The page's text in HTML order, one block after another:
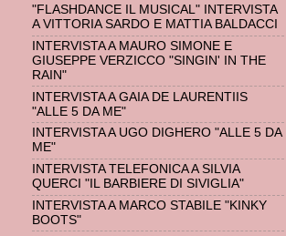
"FLASHDANCE IL MUSICAL" INTERVISTA
A VITTORIA SARDO E MATTIA BALDACCI
INTERVISTA A MAURO SIMONE E
GIUSEPPE VERZICCO "SINGIN' IN THE
RAIN"
INTERVISTA A GAIA DE LAURENTIIS
"ALLE 5 DA ME"
INTERVISTA A UGO DIGHERO "ALLE 5 DA
ME"
INTERVISTA TELEFONICA A SILVIA
QUERCI "IL BARBIERE DI SIVIGLIA"
INTERVISTA A MARCO STABILE "KINKY
BOOTS"